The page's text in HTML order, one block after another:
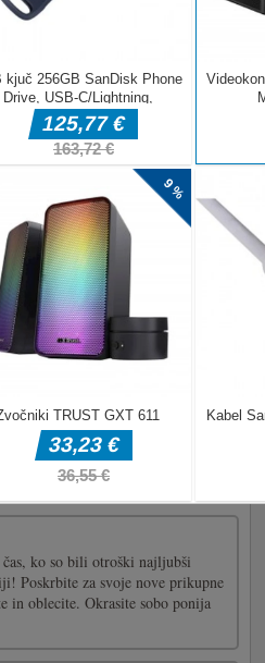
Dodge prometa, povečajte pri
za naslednjo dirko. Ste
with 3D game art animation.
should be without any crashing
more vehicles faster. Enjoy
terenske vožnje v igri
kot prevoznik ameriške vojske
džipov, tovornjakov,
ko so bili otroški najljubši
Poskrbite za svoje nove prikupne
in oblecite. Okrasite sobo ponija